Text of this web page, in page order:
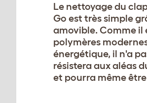
Le nettoyage du
Go est très simple
amovible. Comme il
polymères
énergétique, il n'a
résistera aux aléas
et pourra même